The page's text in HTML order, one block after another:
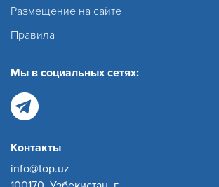
Размещение на сайте
Правила
Мы в социальных сетях:
Контакты
info@top.uz